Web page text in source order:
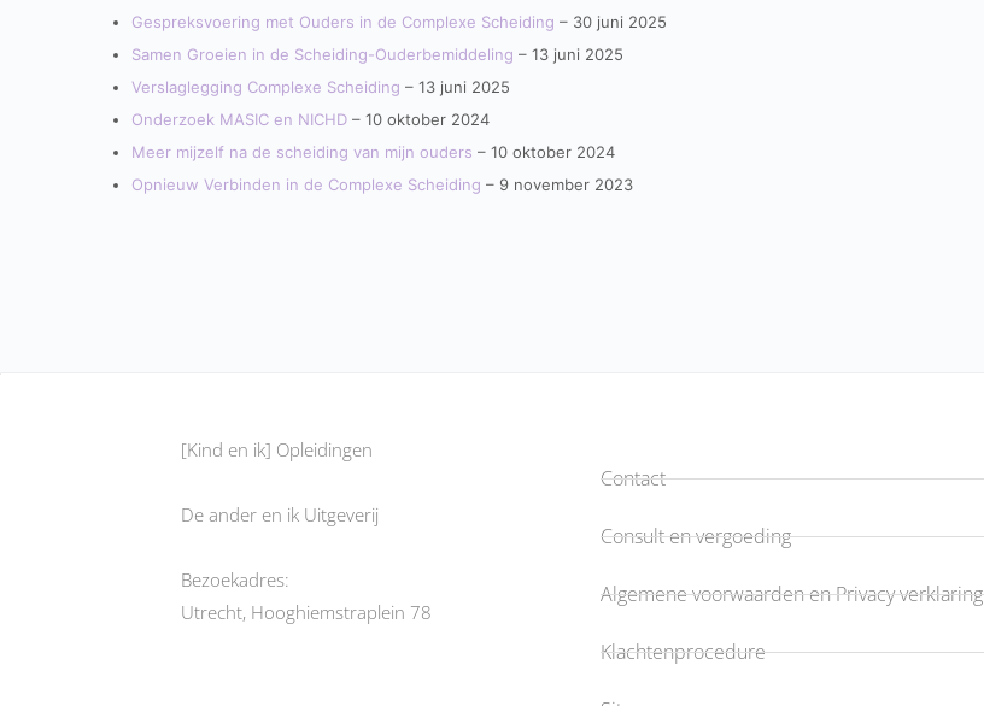
Gespreksvoering met Ouders in de Complexe Scheiding – 30 juni 2025
Samen Groeien in de Scheiding-Ouderbemiddeling – 13 juni 2025
Verslaglegging Complexe Scheiding – 13 juni 2025
Onderzoek MASIC en NICHD – 10 oktober 2024
Meer mijzelf na de scheiding van mijn ouders – 10 oktober 2024
Opnieuw Verbinden in de Complexe Scheiding – 9 november 2023
[Kind en ik] Opleidingen
De ander en ik Uitgeverij
Bezoekadres:
Utrecht, Hooghiemstraplein 78
Contact
Consult en vergoeding
Algemene voorwaarden en Privacy verklaring
Klachtenprocedure